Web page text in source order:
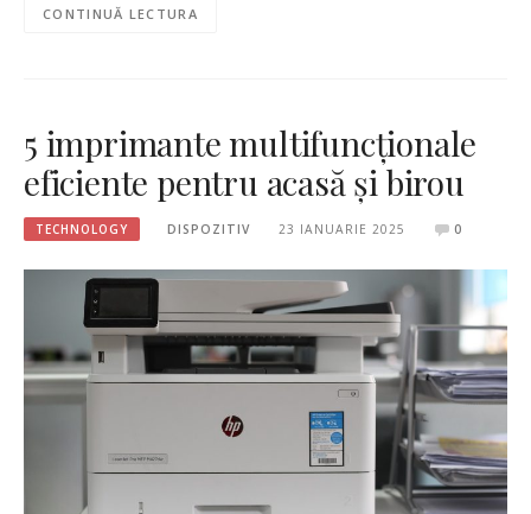
CONTINUĂ LECTURA
5 imprimante multifuncționale
eficiente pentru acasă și birou
TECHNOLOGY DISPOZITIV 23 IANUARIE 2025 0